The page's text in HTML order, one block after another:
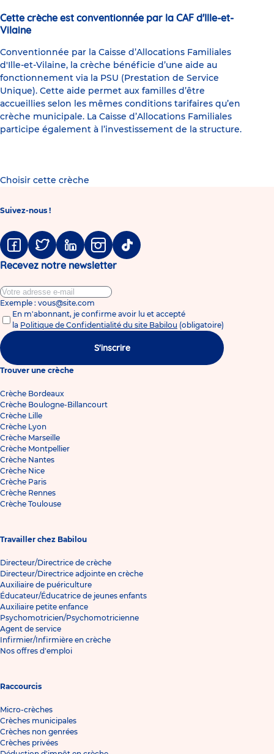
Cette crèche est conventionnée par la CAF d'Ille-et-
Vilaine
Conventionnée par la Caisse d’Allocations Familiales
d'Ille-et-Vilaine, la crèche bénéficie d’une aide au
fonctionnement via la PSU (Prestation de Service
Unique). Cette aide permet aux familles d’être
accueillies selon les mêmes conditions tarifaires qu’en
crèche municipale. La Caisse d’Allocations Familiales
participe également à l’investissement de la structure.
Choisir cette crèche
Suivez-nous !
FacebookTwitter LinkedinInstagramTiktok
Recevez notre newsletter
Exemple : vous@site.com
En m'abonnant, je confirme avoir lu et accepté
la Politique de Confidentialité du site Babilou (obligatoire)
S'inscrire
Trouver une crèche
Crèche Bordeaux
Crèche Boulogne-Billancourt
Crèche Lille
Crèche Lyon
Crèche Marseille
Crèche Montpellier
Crèche Nantes
Crèche Nice
Crèche Paris
Crèche Rennes
Crèche Toulouse
Travailler chez Babilou
Directeur/Directrice de crèche
Directeur/Directrice adjointe en crèche
Auxiliaire de puériculture
Éducateur/Éducatrice de jeunes enfants
Auxiliaire petite enfance
Psychomotricien/Psychomotricienne
Agent de service
Infirmier/Infirmière en crèche
Nos offres d'emploi
Raccourcis
Micro-crèches
Crèches municipales
Crèches non genrées
Crèches privées